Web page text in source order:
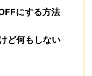
にする方法
ど何もしない